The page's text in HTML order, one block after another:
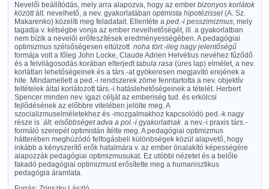
Nevelői beállítódás, mely arra alapozva, hogy az ember bizonyos korlátok
közöttált. nevelhető, a nev. gyakorlatában optimista hipotézissel(A. Sz.
Makarenko) közelíti meg feladatait. Ellentéte a ped.-i pesszimizmus, mely
tagadja v. kétségbe vonja az ember nevelhetőségét, ill. a gyakorlatban
nem bízik a nevelői erőfeszítések eredményességében. A pedagógiai
optimizmus szélsőségesen eltúlzott noha tört.-ileg nagy jelentőségű
formája volt a főleg John Locke, Claude Adrien Helvétius nevéhez fűződő
és a felvilágosodás korában elterjedttabula rasa(üres lap) elmélet, a nev.
korlátlan lehetőségeinek és a társ.-at gyökeresen megjavító erejének a
hite. Mindamellett a ped.-i rendszerek zöme fenntartotta a nev. objektív
feltételek által korlátozott társ.-i hatáslehetőségeinek a tételét. Herbert
Spencer minden nev. igazi célját az emberiség tud. és erkölcsi
fejlődésének az előbbre vitelében jelölte meg. A
szocializmuselméletekhez és -mozgalmakhoz kapcsolódó ped.-k nagy
része is ált. elsőbbséget adva a pol.-i gyakorlatnaka nev.-i praxis társ.-
formáló szerepét optimistán ítélte meg. A pedagógiai optimizmus
hátterében meghúzódó felfogásbeli különbségek közül alapvető, hogy
inkább a kényszerítő erők hatalmára v. az ember önalakító képességére
alapozzák pedagógiai optimizmusukat. Ez utóbbi nézetet és a belőle
fakadó pedagógiai optimizmust erősítette meg a humanisztikus
pedagógia áramlata.